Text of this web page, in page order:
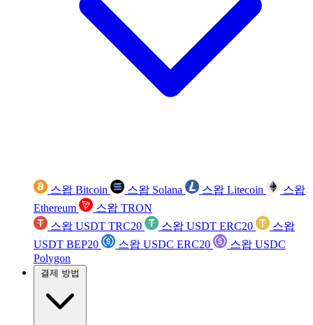
스왑 Bitcoin 스왑 Solana 스왑 Litecoin
스왑
Ethereum
스왑 TRON
스왑 USDT TRC20
스왑 USDT ERC20
스왑
USDT BEP20
스왑 USDC ERC20
스왑 USDC
Polygon
결제 방법